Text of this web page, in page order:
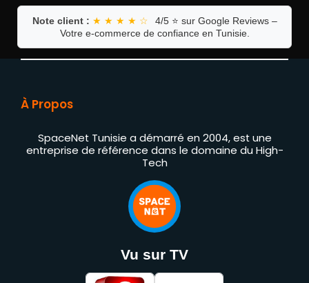
Note client : ★ ★ ★ ★ ☆
4/5 ⭐ sur Google Reviews –
Votre e-commerce de confiance en Tunisie.
À Propos
SpaceNet Tunisie a démarré en 2004, est une
entreprise de référence dans le domaine du High-
Tech
Vu sur TV